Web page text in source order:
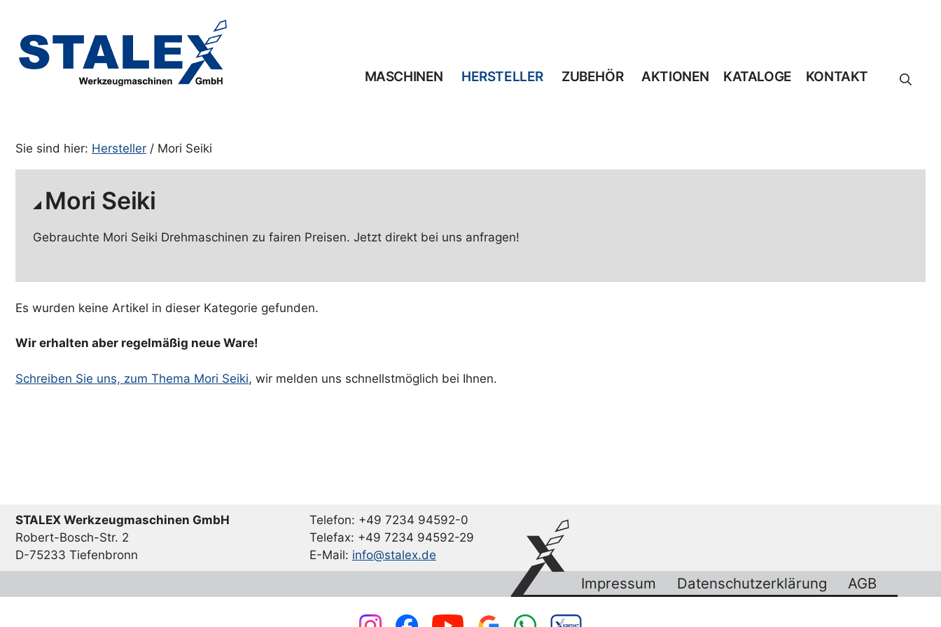
springen
MASCHINEN HERSTELLER ZUBEHÖR AKTIONEN KATALOGE KONTAKT
Sie sind hier: Hersteller / Mori Seiki
Mori Seiki
Gebrauchte Mori Seiki Drehmaschinen zu fairen Preisen. Jetzt direkt bei uns anfragen!
Es wurden keine Artikel in dieser Kategorie gefunden.
Wir erhalten aber regelmäßig neue Ware!
Schreiben Sie uns, zum Thema Mori Seiki, wir melden uns schnellstmöglich bei Ihnen.
STALEX Werkzeugmaschinen GmbH
Robert-Bosch-Str. 2
D-75233 Tiefenbronn
Telefon: +49 7234 94592-0
Telefax: +49 7234 94592-29
E-Mail: info@stalex.de
Impressum Datenschutzerklärung AGB